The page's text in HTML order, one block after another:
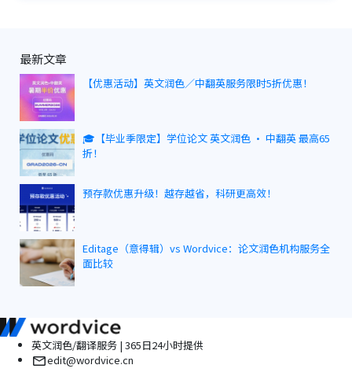
最新文章
【优惠活动】英文润色／中翻英服务限时5折优惠！
🎓【毕业季限定】学位论文 英文润色 · 中翻英 最高65
折！
预存款优惠升级！越存越省，科研更高效！
Editage（意得辑）vs Wordvice：论文润色机构服务全
面比较
英文润色/翻译服务 | 365日24小时提供
edit@wordvice.cn